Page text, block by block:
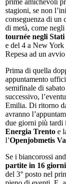
stagioni, se non
conseguenza di un
di metà, come
tournée negli
e del 4 a New
Repesa ad un
Prima di quella
appuntamento
semifinale di
successivo,
Emilia. Di ritorno
avranno
due giorni più tardi
Energia Trento e
l’Openjobmetis
Se i biancorossi
partite in 16 giorni
del 3° posto nel